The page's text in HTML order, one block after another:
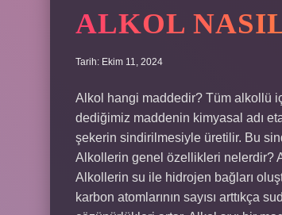
ALKOL
Tarih: Ekim 11, 2024
Alkol hangi maddedir? Tüm alkollü
dediğimiz maddenin kimyasal adı
şekerin sindirilmesiyle üretilir. Bu
Alkollerin genel özellikleri nelerdir?
Alkollerin su ile hidrojen bağları
karbon atomlarının sayısı arttıkça